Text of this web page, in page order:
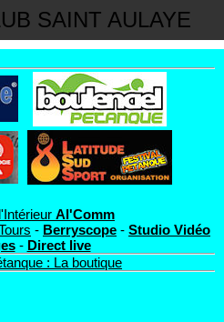
SAINT AULAYE
Al'Comm
- Berryscope - Studio Vidéo
- Direct live
: La boutique